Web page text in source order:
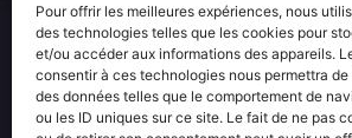
Pour offrir les meilleures expériences, nous
des technologies telles que les cookies pour
et/ou accéder aux informations des appareils.
consentir à ces technologies nous permettra
des données telles que le comportement de
ou les ID uniques sur ce site. Le fait de ne pas
Menu
••• Accueil